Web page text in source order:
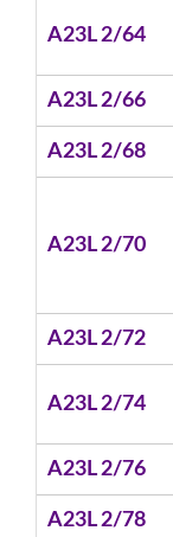
A23L 2/64
A23L 2/66
A23L 2/68
A23L 2/70
A23L 2/72
A23L 2/74
A23L 2/76
A23L 2/78